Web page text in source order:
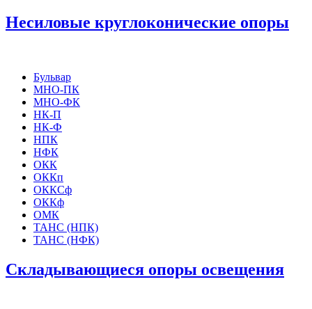
Несиловые круглоконические опоры
Бульвар
МНО-ПК
МНО-ФК
НК-П
НК-Ф
НПК
НФК
ОКК
ОККп
ОККСф
ОККф
ОМК
ТАНС (НПК)
ТАНС (НФК)
Складывающиеся опоры освещения